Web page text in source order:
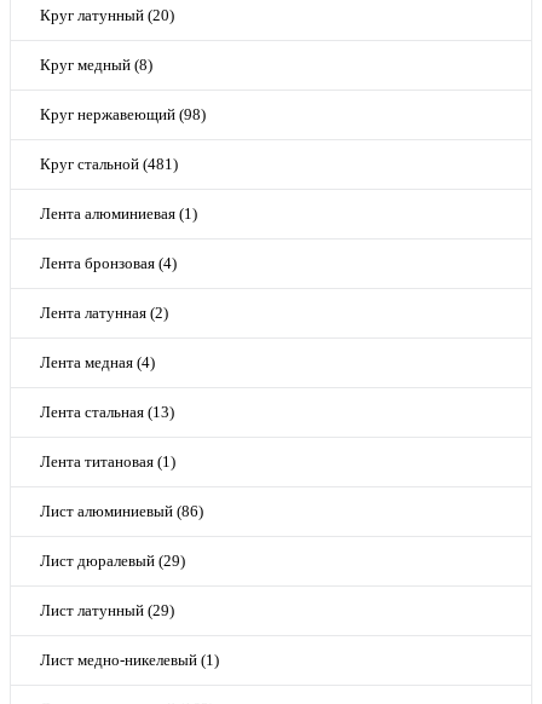
Круг латунный (20)
Круг медный (8)
Круг нержавеющий (98)
Круг стальной (481)
Лента алюминиевая (1)
Лента бронзовая (4)
Лента латунная (2)
Лента медная (4)
Лента стальная (13)
Лента титановая (1)
Лист алюминиевый (86)
Лист дюралевый (29)
Лист латунный (29)
Лист медно-никелевый (1)